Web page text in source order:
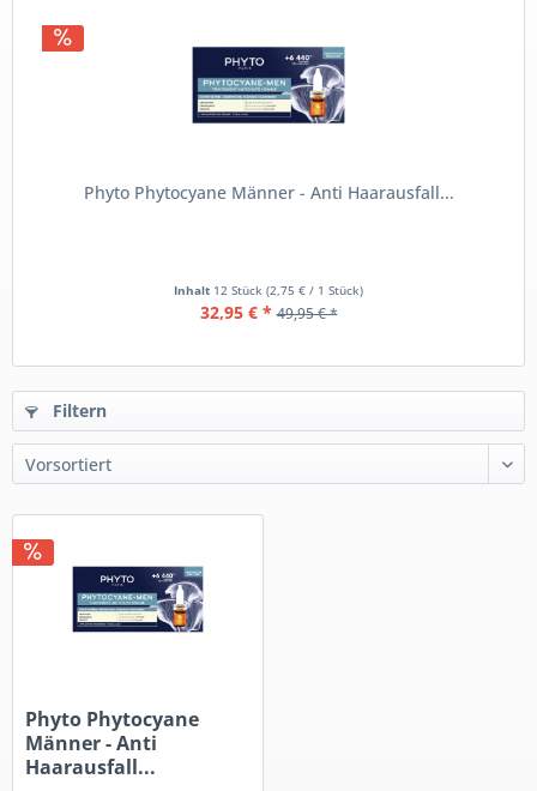
Phyto Phytocyane Männer - Anti Haarausfall...
Inhalt 12 Stück (2,75 € / 1 Stück)
32,95 € * 49,95 € *
Filtern
Phyto Phytocyane
Männer - Anti
Haarausfall...